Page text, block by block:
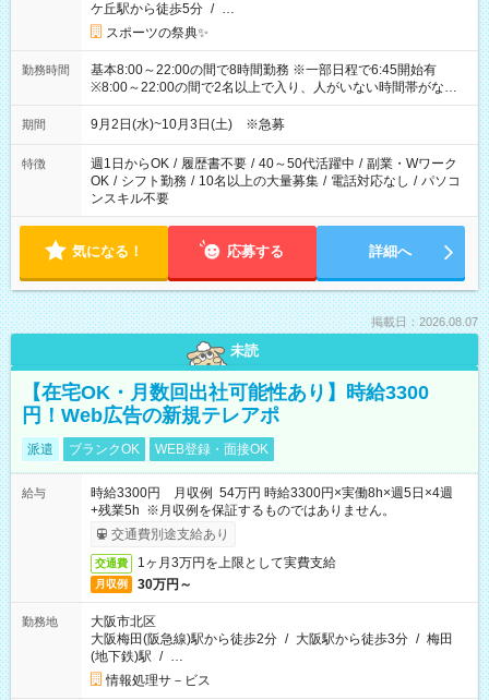
ケ丘駅から徒歩5分 / …
スポーツの祭典✨
勤務時間
基本8:00～22:00の間で8時間勤務 ※一部日程で6:45開始有
※8:00～22:00の間で2名以上で入り、人がいない時間帯がない
ように相方と時間を分け合うイメージです
期間 9月2日(水)~10月3日(土) ※急募
特徴 週1日からOK / 履歴書不要 / 40～50代活躍中 / 副業・Wワーク
OK / シフト勤務 / 10名以上の大量募集 / 電話対応なし / パソコ
ンスキル不要
気になる！ 応募する 詳細へ
掲載日：2026.08.07
未読
【在宅OK・月数回出社可能性あり】時給3300
円！Web広告の新規テレアポ
派遣 ブランクOK WEB登録・面接OK
給与
時給3300円 月収例 54万円 時給3300円×実働8h×週5日×4週
+残業5h ※月収例を保証するものではありません。
交通費別途支給あり
交通費 1ヶ月3万円を上限として実費支給
月収例 30万円～
勤務地
大阪市北区
大阪梅田(阪急線)駅から徒歩2分 / 大阪駅から徒歩3分 / 梅田
(地下鉄)駅 / …
情報処理サ－ビス